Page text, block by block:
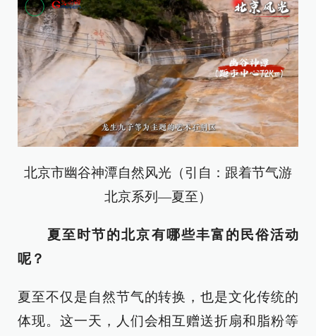
北京市幽谷神潭自然风光（引自：跟着节气游
北京系列—夏至）
夏至时节的北京有哪些丰富的民俗活动
呢？
夏至不仅是自然节气的转换，也是文化传统的
体现。这一天，人们会相互赠送折扇和脂粉等